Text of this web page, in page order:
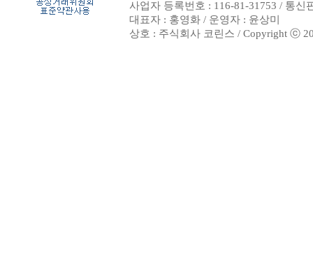
사업자 등록번호 : 116-81-31753 / 통신
대표자 : 홍영화 / 운영자 : 윤상미
상호 : 주식회사 코린스 / Copyright ⓒ